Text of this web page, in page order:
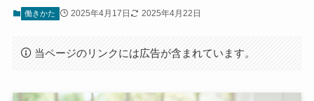
働きかた 2025年4月17日 2025年4月22日
当ページのリンクには広告が含まれています。